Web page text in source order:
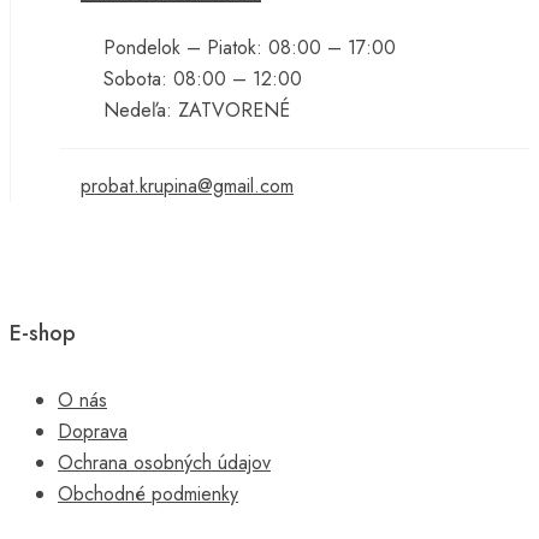
Pondelok – Piatok: 08:00 – 17:00
Sobota: 08:00 – 12:00
Nedeľa: ZATVORENÉ
probat.krupina@gmail.com
E-shop
O nás
Doprava
Ochrana osobných údajov
Obchodné podmienky